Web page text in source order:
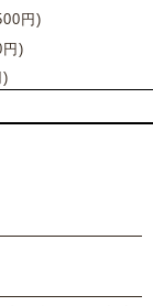
円)
)
)